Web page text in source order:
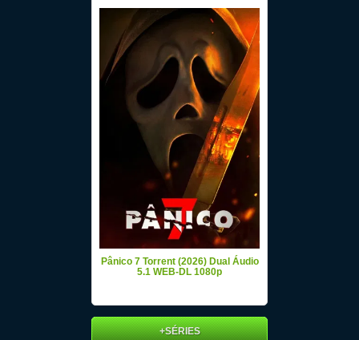
Pânico 7 Torrent (2026) Dual Áudio
5.1 WEB-DL 1080p
+SÉRIES